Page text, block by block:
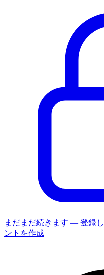
まだまだ続きます — 登録
ントを作成